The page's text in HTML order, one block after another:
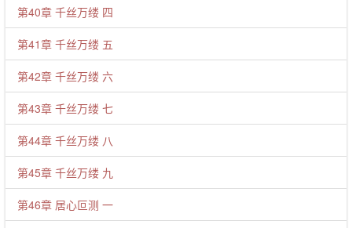
第40章 千丝万缕 四
第41章 千丝万缕 五
第42章 千丝万缕 六
第43章 千丝万缕 七
第44章 千丝万缕 八
第45章 千丝万缕 九
第46章 居心叵测 一